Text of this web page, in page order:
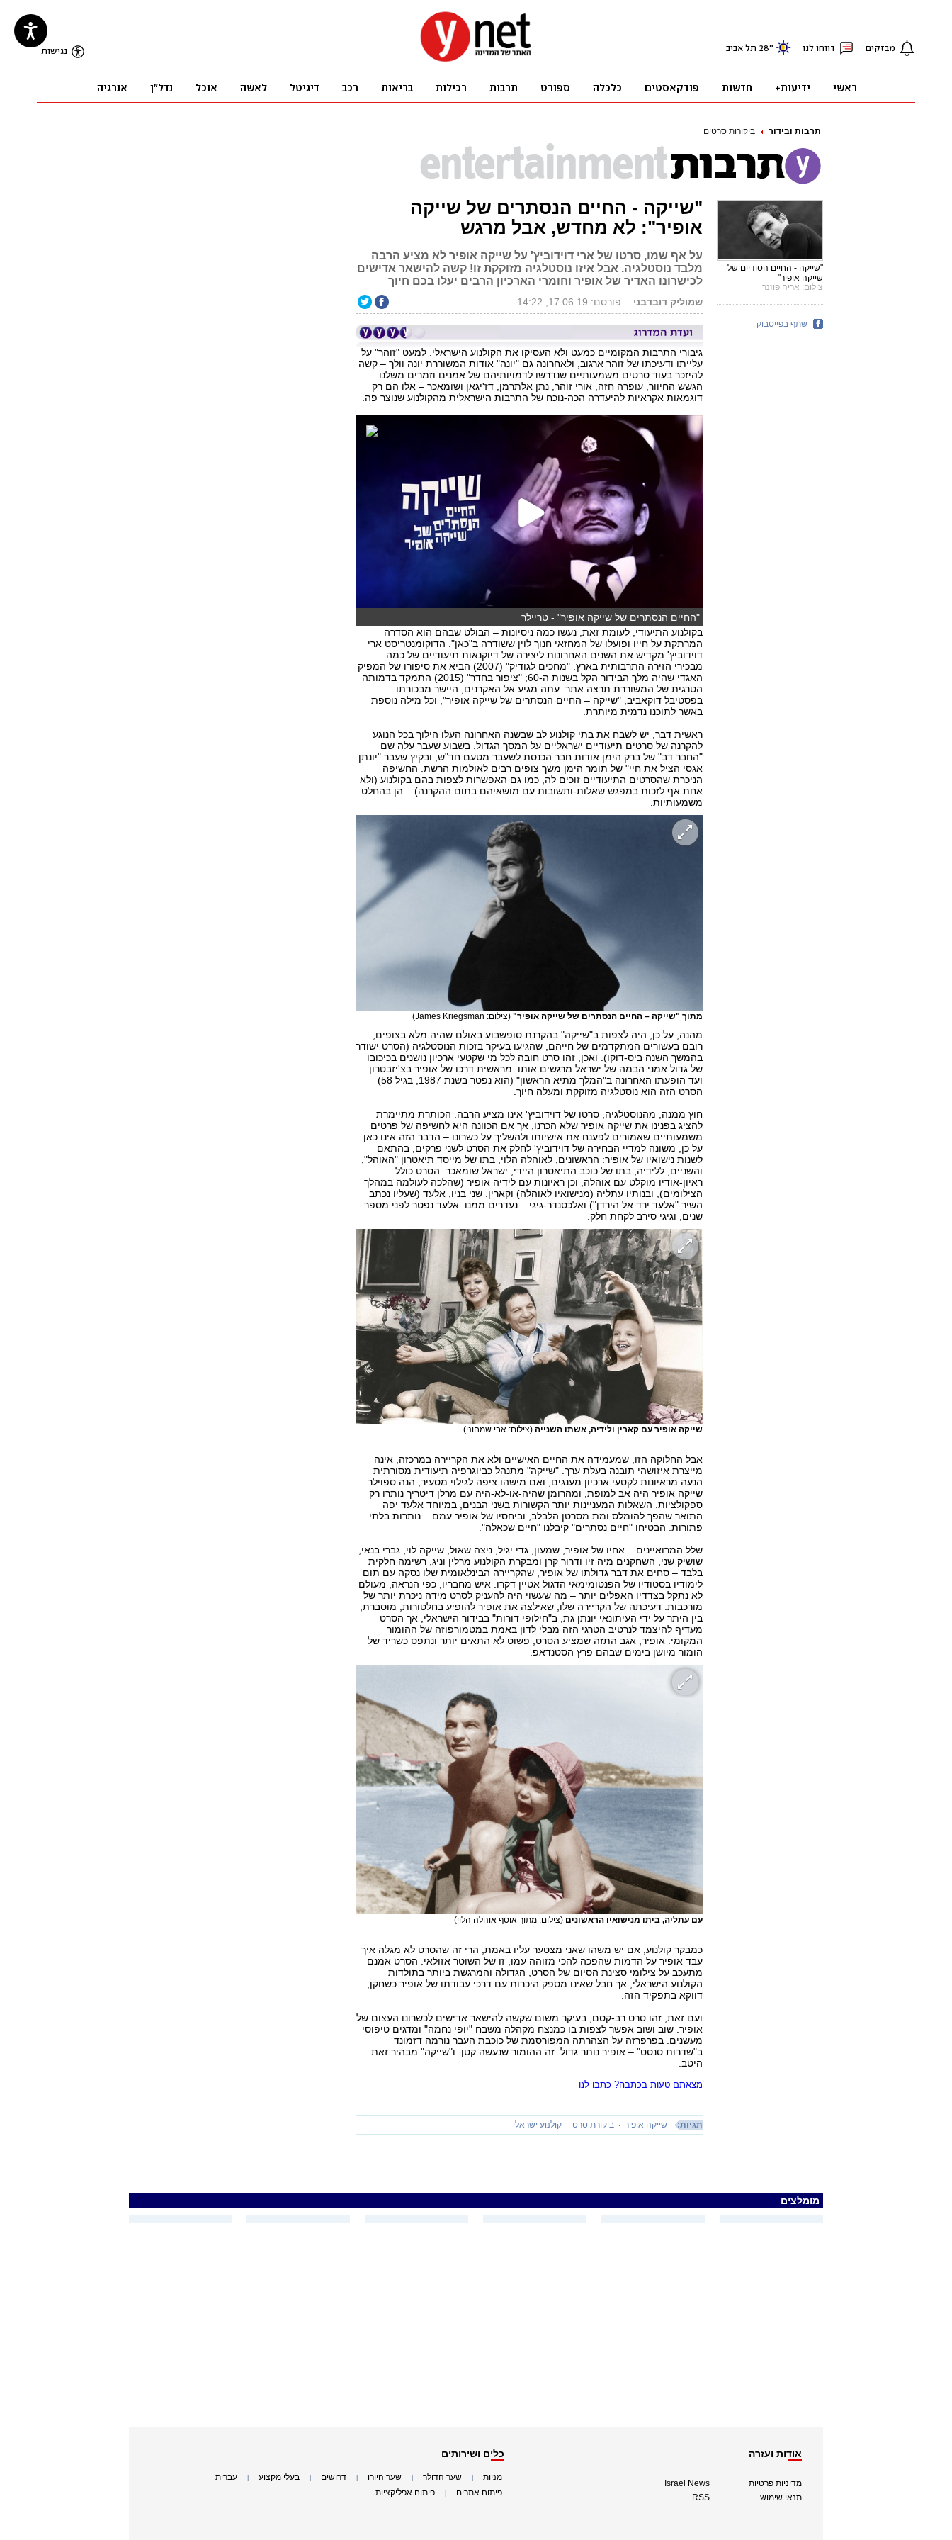
תרבות ובידור ביקורות סרטים
"שייקה - החיים הנסתרים של שייקה
אופיר": לא מחדש, אבל מרגש
על אף שמו, סרטו של ארי דוידוביץ' על שייקה אופיר לא מציע הרבה
מלבד נוסטלגיה. אבל איזו נוסטלגיה מזוקקת זו! קשה להישאר אדישים
לכישרונו האדיר של אופיר וחומרי הארכיון הרבים יעלו בכם חיוך
שמוליק דובדבני פורסם: 17.06.19, 14:22
גיבורי התרבות המקומיים כמעט ולא העסיקו את הקולנוע הישראלי. למעט "זוהר" על
עלייתו ודעיכתו של זוהר ארגוב, ולאחרונה גם "יונה" אודות המשוררת יונה וולך – קשה
להיזכר בעוד סרטים משמעותיים שנדרשו לדמויותיהם של אמנים וזמרים משלנו.
הגשש החיוור, עופרה חזה, אורי זוהר, נתן אלתרמן, דז'יגאן ושומאכר – אלו הם רק
דוגמאות אקראיות להיעדרה הכה-נוכח של התרבות הישראלית מהקולנוע שנוצר פה.
"החיים הנסתרים של שייקה אופיר" - טריילר
בקולנוע התיעודי, לעומת זאת, נעשו כמה ניסיונות – הבולט שבהם הוא הסדרה
המרתקת על חייו ופועלו של המחזאי חנוך לוין ששודרה ב"כאן". הדוקומנטריסט ארי
דוידוביץ' מקדיש את השנים האחרונות ליצירה של דיוקנאות תיעודיים של כמה
מבכירי הזירה התרבותית בארץ. "מחכים לגודיק" (2007) הביא את סיפורו של המפיק
האגדי שהיה מלך הבידור הקל בשנות ה-60; "ציפור בחדר" (2015) התמקד בדמותה
הטרגית של המשוררת תרצה אתר. עתה מגיע אל האקרנים, היישר מבכורתו
בפסטיבל דוקאביב, "שייקה – החיים הנסתרים של שייקה אופיר", וכל מילה נוספת
באשר לתוכנו נדמית מיותרת.
ראשית דבר, יש לשבח את בתי קולנוע לב שבשנה האחרונה העלו הילוך בכל הנוגע
להקרנה של סרטים תיעודיים ישראליים על המסך הגדול. בשבוע שעבר עלה שם
"החבר דב" של ברק הימן אודות חבר הכנסת לשעבר מטעם חד"ש, ובקיץ שעבר "יונתן
אגסי הציל את חיי" של תומר הימן משך צופים רבים לאולמות הרשת. החשיפה
הניכרת שהסרטים התיעודיים זוכים לה, כמו גם האפשרות לצפות בהם בקולנוע (ולא
אחת אף לזכות במפגש שאלות-ותשובות עם מושאיהם בתום ההקרנה) – הן בהחלט
משמעותיות.
מתוך "שייקה – החיים הנסתרים של שייקה אופיר" (צילום: James Kriegsman)
מהנה, על כן, היה לצפות ב"שייקה" בהקרנת סופשבוע באולם שהיה מלא בצופים,
רובם בעשורים המתקדמים של חייהם, שהגיעו בעיקר בזכות הנוסטלגיה (הסרט ישודר
בהמשך השנה ביס-דוקו). ואכן, זהו סרט חובה לכל מי שקטעי ארכיון נושנים בכיכובו
של גדול אמני הבמה של ישראל מרגשים אותו. מראשית דרכו של אופיר בצ'יזבטרון
ועד הופעתו האחרונה ב"המלך מתיא הראשון" (הוא נפטר בשנת 1987, בגיל 58) –
הסרט הזה הוא נוסטלגיה מזוקקת ומעלה חיוך.
חוץ ממנה, מהנוסטלגיה, סרטו של דוידוביץ' אינו מציע הרבה. הכותרת מתיימרת
להציג בפנינו את שייקה אופיר שלא הכרנו, אך אם הכוונה היא לחשיפה של פרטים
משמעותיים שאמורים לפענח את אישיותו ולהשליך על כשרונו – הדבר הזה אינו כאן.
על כן, משונה למדיי הבחירה של דוידוביץ' לחלק את הסרט לשני פרקים, בהתאם
לשנות נישואיו של אופיר: הראשונים, לאוהלה הלוי, בתו של מייסד תיאטרון "האוהל",
והשניים, ללידיה, בתו של כוכב התיאטרון היידי, ישראל שומאכר. הסרט כולל
ראיון-אודיו מוקלט עם אוהלה, וכן ראיונות עם לידיה אופיר (שהלכה לעולמה במהלך
הצילומים), ובנותיו עתליה (מנישואיו לאוהלה) וקארין. שני בניו, אלעד (שעליו נכתב
השיר "אלעד ירד אל הירדן") ואלכסנדר-גיגי – נעדרים ממנו. אלעד נפטר לפני מספר
שנים, וגיגי סירב לקחת חלק.
שייקה אופיר עם קארין ולידיה, אשתו השנייה (צילום: אבי שמחוני)
אבל החלוקה הזו, שמעמידה את החיים האישיים ולא את הקריירה במרכזה, אינה
מייצרת איזושהי תובנה בעלת ערך. "שייקה" מתנהל כביוגרפיה תיעודית מסורתית
הנעה מראיונות לקטעי ארכיון מענגים, ואם מישהו ציפה לגילוי מסעיר, הנה ספוילר –
שייקה אופיר היה אב למופת, ומהרומן שהיה-או-לא-היה עם מרלן דיטריך נותרו רק
ספקולציות. השאלות המעניינות יותר הקשורות בשני הבנים, במיוחד אלעד יפה
התואר שהפך להומלס ומת מסרטן הלבלב, וביחסיו של אופיר עמם – נותרות בלתי
פתורות. הבטיחו "חיים נסתרים" קיבלנו "חיים שכאלה".
שלל המרואיינים – אחיו של אופיר, שמעון, גדי יגיל, ניצה שאול, שייקה לוי, גברי בנאי,
שושיק שני, השחקנים מיה זיו ודרור קרן ומבקרת הקולנוע מרלין וניג, רשימה חלקית
בלבד – סחים את דבר גדולתו של אופיר, שהקריירה הבינלאומית שלו נסקה עם תום
לימודיו בסטודיו של הפנטומימאי הדגול אטיין דקרו. איש מחבריו, כפי הנראה, מעולם
לא נתקל בצדדיו האפלים יותר – מה שעשוי היה להעניק לסרט מידה ניכרת יותר של
מורכבות. דעיכתה של הקריירה שלו, שאילצה את אופיר להופיע בחלטורות, מוסברת,
בין היתר על ידי העיתונאי יונתן גת, ב"חילופי דורות" בבידור הישראלי, אך הסרט
מעדיף להיצמד לנרטיב הטרגי הזה מבלי לדון באמת במטמורפוזה של ההומור
המקומי. אופיר, אגב התזה שמציע הסרט, פשוט לא התאים יותר ונתפס כשריד של
הומור מיושן בימים שבהם פרץ הסטנדאפ.
עם עתליה, ביתו מנישואיו הראשונים (צילום: מתוך אוסף אוהלה הלוי)
כמבקר קולנוע, אם יש משהו שאני מצטער עליו באמת, הרי זה שהסרט לא מגלה איך
עבד אופיר על הדמות שהפכה להכי מזוהה עמו, זו של השוטר אזולאי. הסרט אמנם
מתעכב על צילומי סצינת הסיום של הסרט, הגדולה והמרגשת ביותר בתולדות
הקולנוע הישראלי, אך חבל שאינו מספק היכרות עם דרכי עבודתו של אופיר כשחקן,
דווקא בתפקיד הזה.
ועם זאת, זהו סרט רב-קסם, בעיקר משום שקשה להישאר אדישים לכשרונו העצום של
אופיר. שוב ושוב אפשר לצפות בו כמנצח מקהלה משבח "יופי נחמה" ומדגים טיפוסי
מעשנים. בפרפרזה על הצהרתה המפורסמת של כוכבת העבר נורמה דזמונד
ב"שדרות סנסט" – אופיר נותר גדול. זה ההומור שנעשה קטן. ו"שייקה" מבהיר זאת
היטב.
מצאתם טעות בכתבה? כתבו לנו
תגיות: שייקה אופיר ביקורת סרט קולנוע ישראלי
"שייקה - החיים הסודיים של
שייקה אופיר"
צילום: אריה פוזנר
שתף בפייסבוק
מומלצים
אודות ועזרה
מדיניות פרטיות
תנאי שימוש
Israel News
RSS
כלים ושירותים
מניות שער הדולר שער היורו דרושים בעלי מקצוע עברית
פיתוח אתרים פיתוח אפליקציות